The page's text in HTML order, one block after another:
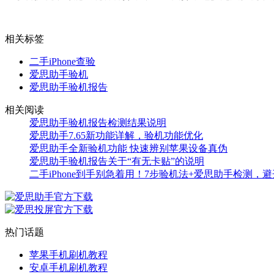
相关标签
二手iPhone查验
爱思助手验机
爱思助手验机报告
相关阅读
爱思助手验机报告检测结果说明
爱思助手7.65新功能详解，验机功能优化
爱思助手全新验机功能 快速辨别苹果设备真伪
爱思助手验机报告关于“有无卡贴”的说明
二手iPhone到手别急着用！7步验机法+爱思助手检测，
热门话题
苹果手机刷机教程
安卓手机刷机教程